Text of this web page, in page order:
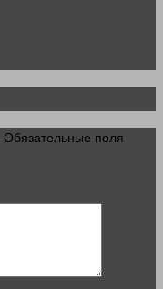
Обязательные поля